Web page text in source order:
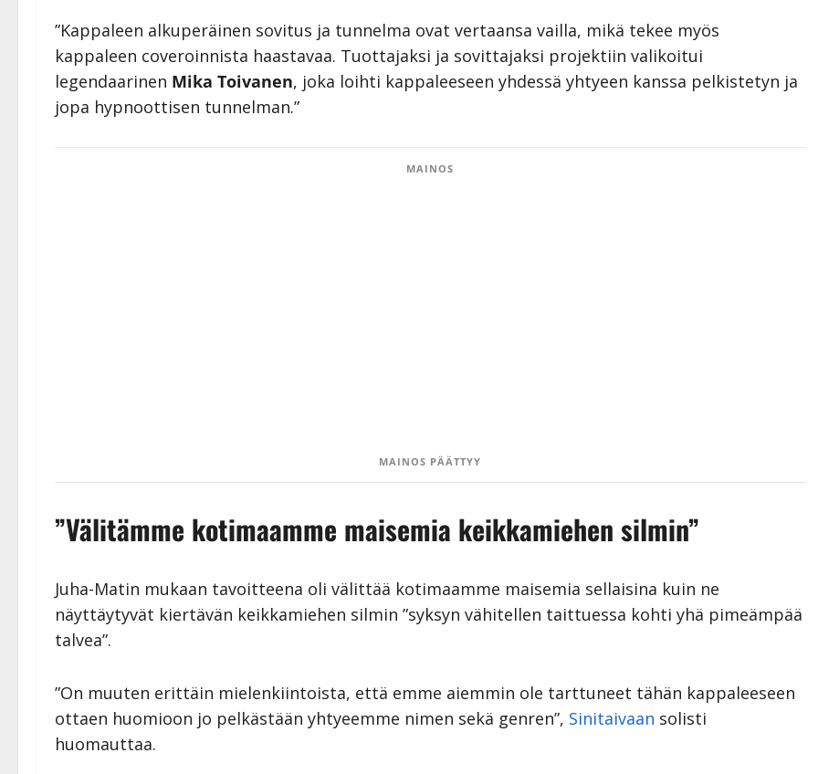
”Kappaleen alkuperäinen sovitus ja tunnelma ovat vertaansa vailla, mikä tekee myös
kappaleen coveroinnista haastavaa. Tuottajaksi ja sovittajaksi projektiin valikoitui
legendaarinen Mika Toivanen, joka loihti kappaleeseen yhdessä yhtyeen kanssa pelkistetyn ja
jopa hypnoottisen tunnelman.”
MAINOS
MAINOS PÄÄTTYY
”Välitämme kotimaamme maisemia keikkamiehen silmin”
Juha-Matin mukaan tavoitteena oli välittää kotimaamme maisemia sellaisina kuin ne
näyttäytyvät kiertävän keikkamiehen silmin ”syksyn vähitellen taittuessa kohti yhä pimeämpää
talvea”.
”On muuten erittäin mielenkiintoista, että emme aiemmin ole tarttuneet tähän kappaleeseen
ottaen huomioon jo pelkästään yhtyeemme nimen sekä genren”, Sinitaivaan solisti
huomauttaa.